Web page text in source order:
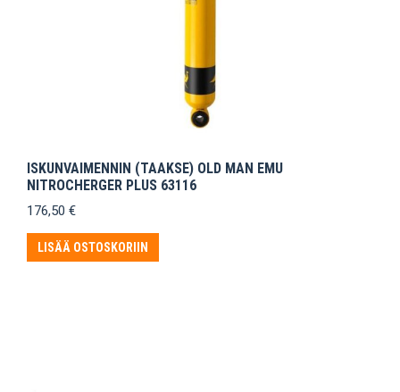
ISKUNVAIMENNIN (TAAKSE) OLD MAN EMU
NITROCHERGER PLUS 63116
176,50 €
LISÄÄ OSTOSKORIIN